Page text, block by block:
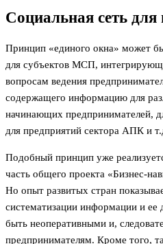
Социальная сеть
Принцип «единого окна» может
для субъектов МСП,
вопросам ведения
содержащего информацию для
начинающих предпринимателей,
для предприятий сектора АПК и
Подобный принцип уже
часть общего проекта «Бизнес-
Но опыт развитых стран
систематизации информации и ее
быть неоперативными и,
предпринимателям. Кроме того,